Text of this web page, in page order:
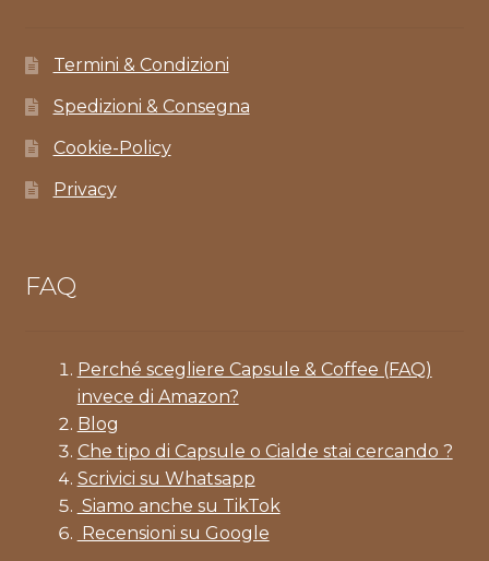
Termini & Condizioni
Spedizioni & Consegna
Cookie-Policy
Privacy
FAQ
Perché scegliere Capsule & Coffee (FAQ)
invece di Amazon?
Blog
Che tipo di Capsule o Cialde stai cercando ?
Scrivici su Whatsapp
Siamo anche su TikTok
Recensioni su Google